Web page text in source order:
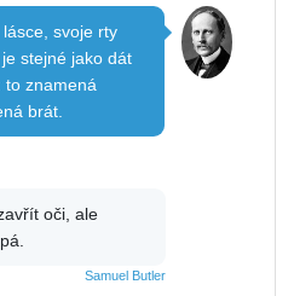
svoje rty
stejné jako dát
to znamená
brát.
oči, ale
Samuel Butler